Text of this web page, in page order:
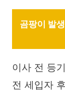
곰팡이 발
이사 전 등
전 세입자